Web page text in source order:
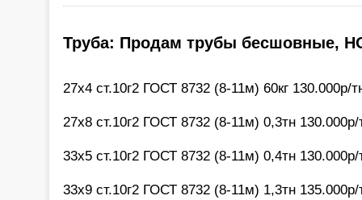
Труба: Продам трубы бесшовные,
27х4 ст.10г2 ГОСТ 8732 (8-11м) 60кг 130.000р/
27х8 ст.10г2 ГОСТ 8732 (8-11м) 0,3тн 130.000р/
33х5 ст.10г2 ГОСТ 8732 (8-11м) 0,4тн 130.000р/
33х9 ст.10г2 ГОСТ 8732 (8-11м) 1,3тн 135.000р/